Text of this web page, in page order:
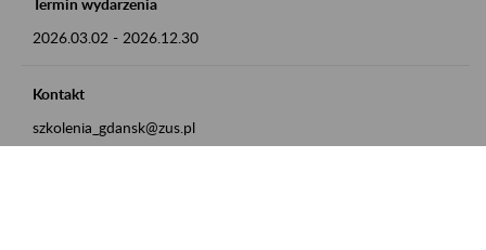
2026.03.02 - 2026.12.30
Kontakt
szkolenia_gdansk@zus.pl